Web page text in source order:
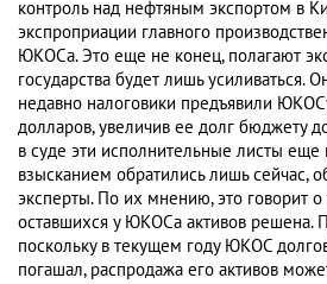
контроль над нефтяным экспортом в
экспроприации главного
ЮКОСа. Это еще не конец, полагают
государства будет лишь усиливаться.
недавно налоговики предъявили
долларов, увеличив ее долг бюджету
в суде эти исполнительные листы еще
взысканием обратились лишь сейчас,
эксперты. По их мнению, это говорит о
оставшихся у ЮКОСа активов решена.
поскольку в текущем году ЮКОС
погашал, распродажа его активов